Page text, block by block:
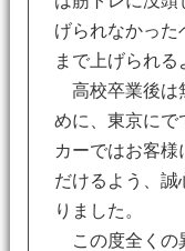
げられなかった
まで上げられる
高校卒業後は
めに、東京にで
カーではお客様
だけるよう、誠
りました。
この度全くの